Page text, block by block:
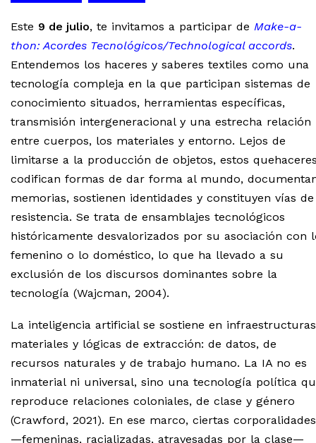
Este 9 de julio, te invitamos a participar de Make-a-
thon: Acordes Tecnológicos/Technological accords.
Entendemos los haceres y saberes textiles como una
tecnología compleja en la que participan sistemas de
conocimiento situados, herramientas específicas,
transmisión intergeneracional y una estrecha relación
entre cuerpos, los materiales y entorno. Lejos de
limitarse a la producción de objetos, estos
codifican formas de dar forma al mundo,
memorias, sostienen identidades y constituyen vías de
resistencia. Se trata de ensamblajes tecnológicos
históricamente desvalorizados por su asociación con
femenino o lo doméstico, lo que ha llevado a su
exclusión de los discursos dominantes sobre la
tecnología (Wajcman, 2004).
La inteligencia artificial se sostiene en infraestructuras
materiales y lógicas de extracción: de datos, de
recursos naturales y de trabajo humano. La IA no es
inmaterial ni universal, sino una tecnología política
reproduce relaciones coloniales, de clase y género
(Crawford, 2021). En ese marco, ciertas corporalidades
—femeninas, racializadas, atravesadas por la clase—